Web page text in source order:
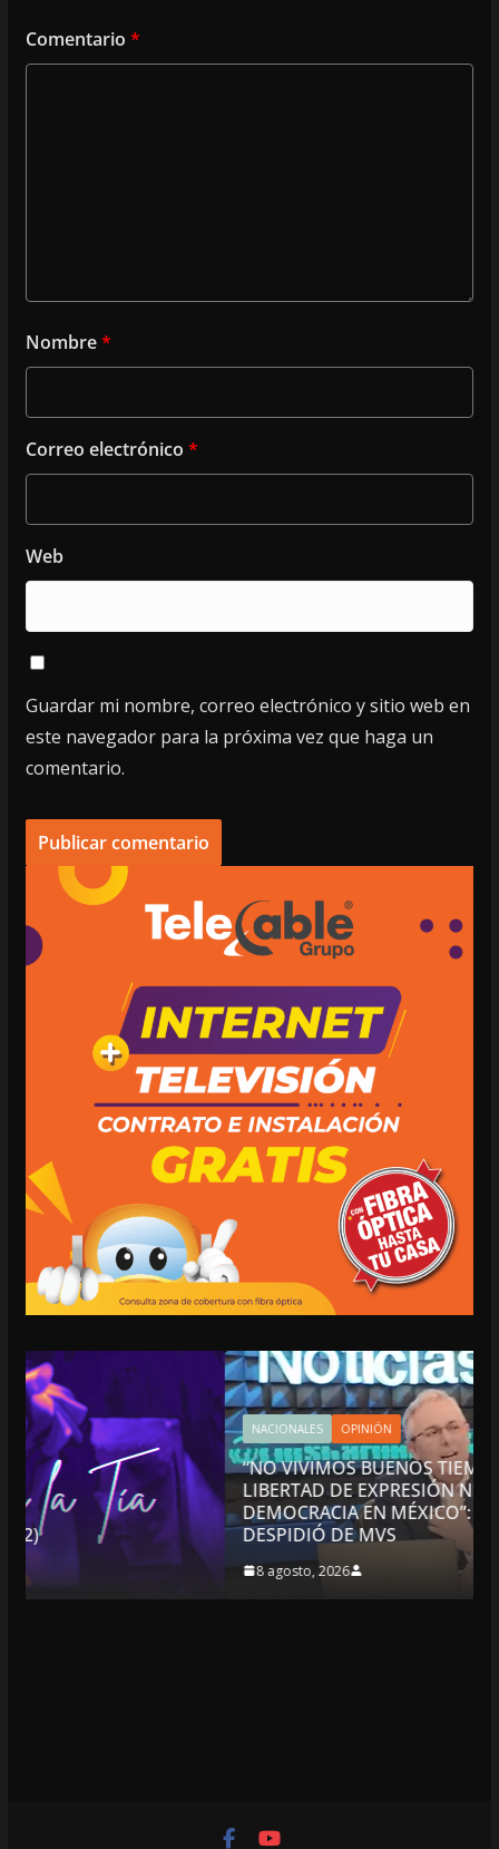
Comentario *
Nombre*
Correo electrónico *
Web
Guardar mi nombre, correo electrónico y sitio web en
este navegador para la próxima vez que haga un
comentario.
NACIONALES OPINIÓN
“NO VIVIMOS BUENOS TIEMPOS PARA LA
LIBERTAD DE EXPRESIÓN NI PARA LA
DEMOCRACIA EN MÉXICO”: LUIS CÁRDENAS; SE
DESPIDIÓ DE MVS
8 agosto, 2026